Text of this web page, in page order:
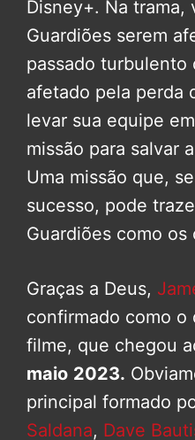
Disney+. Na trama,
Guardiões serem
passado turbulento
afetado pela perda
levar sua equipe
missão para salvar
Uma missão que,
sucesso, pode
Guardiões como os
Graças a Deus,
confirmado como
filme, que chegou
maio 2023.
principal formado
Saldana, Dave